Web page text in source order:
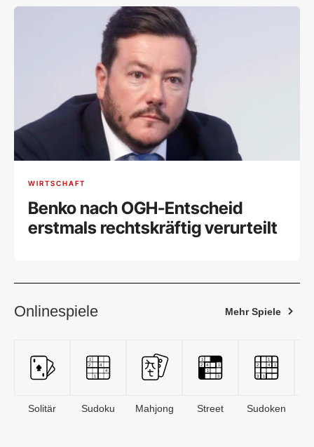
WIRTSCHAFT
Benko nach OGH-Entscheid
erstmals rechtskräftig verurteilt
Onlinespiele Mehr Spiele
Solitär Sudoku Mahjong Street Sudoken